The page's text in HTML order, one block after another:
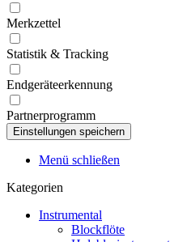
Merkzettel
Statistik & Tracking
Endgeräteerkennung
Partnerprogramm
Menü schließen
Kategorien
Instrumental
Blockflöte